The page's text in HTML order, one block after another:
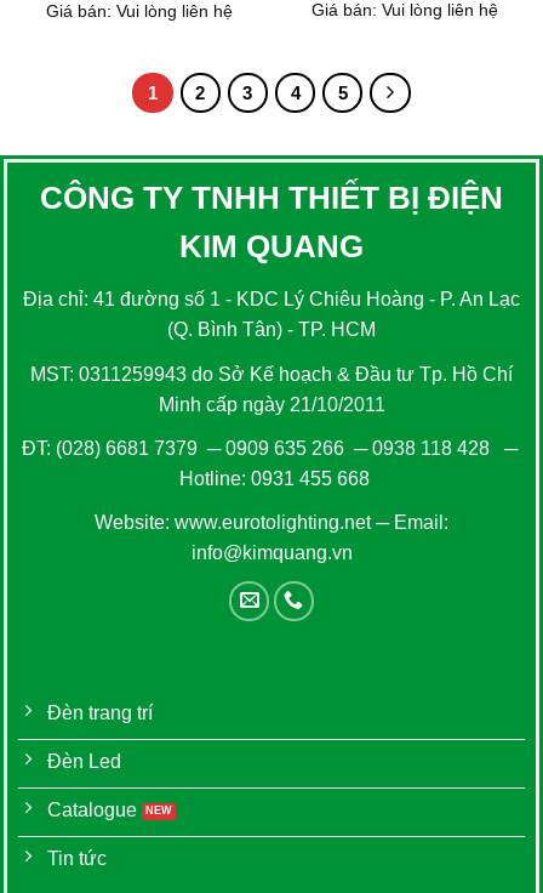
Giá bán: Vui lòng liên hệ
Giá bán: Vui lòng liên hệ
1 2 3 4 5
CÔNG TY TNHH THIẾT BỊ ĐIỆN
KIM QUANG
Địa chỉ: 41 đường số 1 - KDC Lý Chiêu Hoàng - P. An Lạc
(Q. Bình Tân) - TP. HCM
MST: 0311259943 do Sở Kế hoạch & Đầu tư Tp. Hồ Chí
Minh cấp ngày 21/10/2011
ĐT: (028) 6681 7379 ─0909 635 266─0938 118 428─
Hotline: 0931 455 668
Website: www.eurotolighting.net─ Email:
info@kimquang.vn
Đèn trang trí
Đèn Led
Catalogue
Tin tức